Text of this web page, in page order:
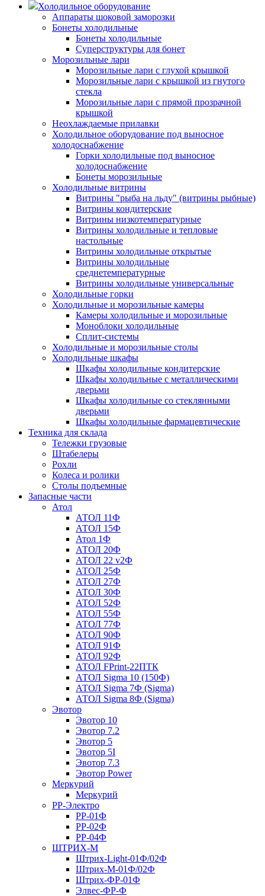
Холодильное оборудование
Аппараты шоковой заморозки
Бонеты холодильные
Бонеты холодильные
Суперструктуры для бонет
Морозильные лари
Морозильные лари с глухой крышкой
Морозильные лари с крышкой из гнутого
стекла
Морозильные лари с прямой прозрачной
крышкой
Неохлаждаемые прилавки
Холодильное оборудование под выносное
холодоснабжение
Горки холодильные под выносное
холодоснабжение
Бонеты морозильные
Холодильные витрины
Витрины "рыба на льду" (витрины рыбные)
Витрины кондитерские
Витрины низкотемпературные
Витрины холодильные и тепловые
настольные
Витрины холодильные открытые
Витрины холодильные
среднетемпературные
Витрины холодильные универсальные
Холодильные горки
Холодильные и морозильные камеры
Камеры холодильные и морозильные
Моноблоки холодильные
Сплит-системы
Холодильные и морозильные столы
Холодильные шкафы
Шкафы холодильные кондитерские
Шкафы холодильные с металлическими
дверьми
Шкафы холодильные со стеклянными
дверьми
Шкафы холодильные фармацевтические
Техника для склада
Тележки грузовые
Штабелеры
Рохли
Колеса и ролики
Столы подъемные
Запасные части
Атол
АТОЛ 11Ф
АТОЛ 15Ф
Атол 1Ф
АТОЛ 20Ф
АТОЛ 22 v2Ф
АТОЛ 25Ф
АТОЛ 27Ф
АТОЛ 30Ф
АТОЛ 52Ф
АТОЛ 55Ф
АТОЛ 77Ф
АТОЛ 90Ф
АТОЛ 91Ф
АТОЛ 92Ф
АТОЛ FPrint-22ПТК
АТОЛ Sigma 10 (150Ф)
АТОЛ Sigma 7Ф (Sigma)
АТОЛ Sigma 8Ф (Sigma)
Эвотор
Эвотор 10
Эвотор 7.2
Эвотор 5
Эвотор 5I
Эвотор 7.3
Эвотор Power
Меркурий
Меркурий
РР-Электро
РР-01Ф
РР-02Ф
РР-04Ф
ШТРИХ-М
Штрих-Light-01Ф/02Ф
Штрих-М-01Ф/02Ф
Штрих-ФР-01Ф
Элвес-ФР-Ф